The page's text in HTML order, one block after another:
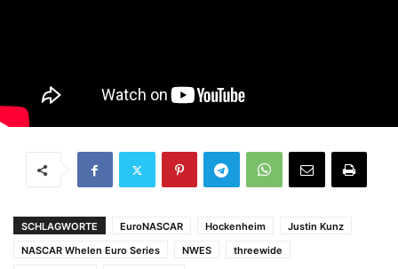
SCHLAGWORTE EuroNASCAR Hockenheim
Justin Kunz
NASCAR Whelen Euro Series
NWES
threewide